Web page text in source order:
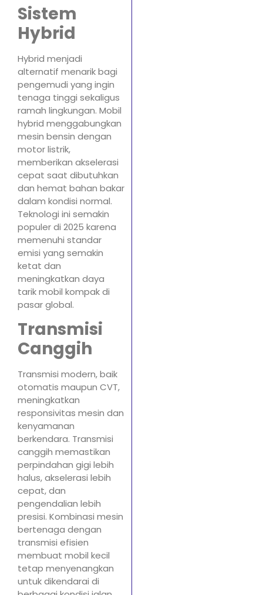
Sistem
Hybrid
Hybrid menjadi
alternatif menarik bagi
pengemudi yang ingin
tenaga tinggi sekaligus
ramah lingkungan. Mobil
hybrid menggabungkan
mesin bensin dengan
motor listrik,
memberikan akselerasi
cepat saat dibutuhkan
dan hemat bahan bakar
dalam kondisi normal.
Teknologi ini semakin
populer di 2025 karena
memenuhi standar
emisi yang semakin
ketat dan
meningkatkan daya
tarik mobil kompak di
pasar global.
Transmisi
Canggih
Transmisi modern, baik
otomatis maupun CVT,
meningkatkan
responsivitas mesin dan
kenyamanan
berkendara. Transmisi
canggih memastikan
perpindahan gigi lebih
halus, akselerasi lebih
cepat, dan
pengendalian lebih
presisi. Kombinasi mesin
bertenaga dengan
transmisi efisien
membuat mobil kecil
tetap menyenangkan
untuk dikendarai di